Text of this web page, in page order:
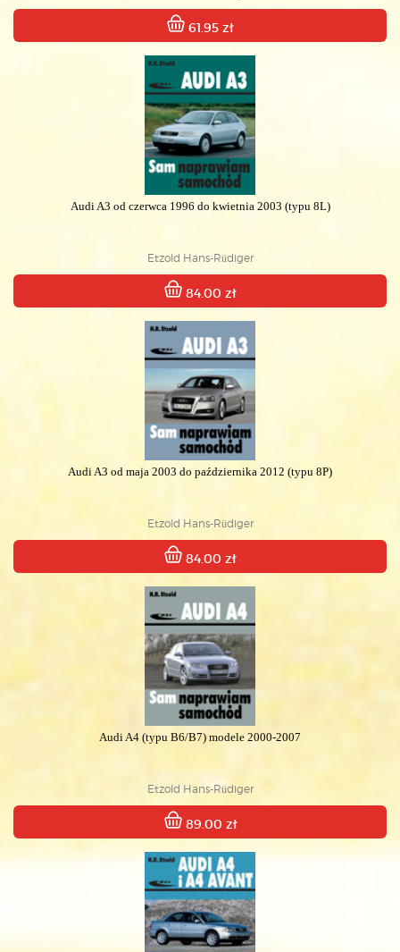
61.95 zł
Audi A3 od czerwca 1996 do kwietnia 2003 (typu 8L)
Etzold Hans-Rüdiger
84.00 zł
Audi A3 od maja 2003 do października 2012 (typu 8P)
Etzold Hans-Rüdiger
84.00 zł
Audi A4 (typu B6/B7) modele 2000-2007
Etzold Hans-Rüdiger
89.00 zł